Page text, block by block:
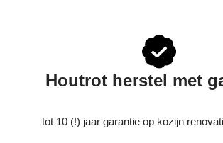
Houtrot herstel met
tot 10 (!) jaar garantie op kozijn